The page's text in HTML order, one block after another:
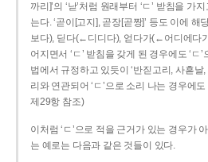
까리]’의 ‘낟’처럼 원래부터 ‘ㄷ’ 받침을 가
는다. ‘곧이[고지], 곧장[곧짱]’ 등도 이에
보다), 딛다(←디디다), 얻다가(←어디에다
어지면서 ‘ㄷ’ 받침을 갖게 된 경우에도 ‘ㄷ
법에서 규정하고 있듯이 ‘반짇고리, 사흗날,
리와 연관되어 ‘ㄷ’으로 소리 나는 경우에
제29항 참조)
이처럼 ‘ㄷ’으로 적을 근거가 있는 경우가
는 예로는 다음과 같은 것들이 있다.